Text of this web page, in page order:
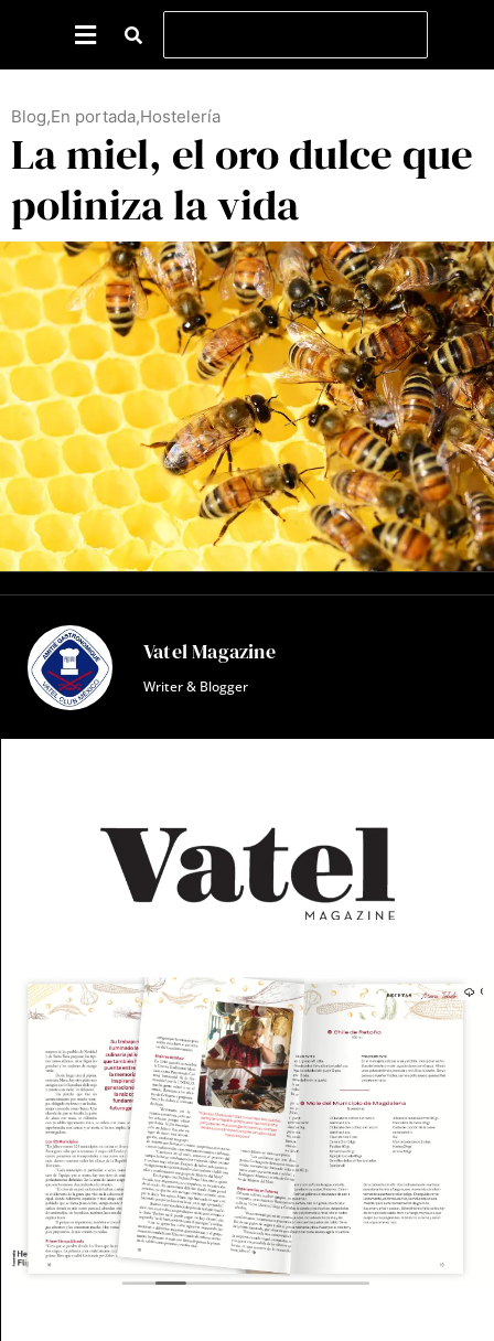
Blog,En portada,Hostelería
La miel, el oro dulce que
poliniza la vida
Vatel Magazine
Writer & Blogger